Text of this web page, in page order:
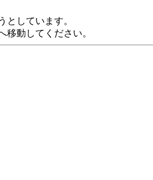
としています。
移動してください。